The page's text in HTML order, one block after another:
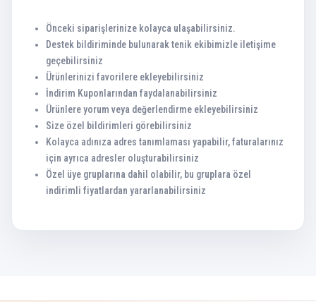
Önceki siparişlerinize kolayca ulaşabilirsiniz.
Destek bildiriminde bulunarak tenik ekibimizle iletişime
geçebilirsiniz
Ürünlerinizi favorilere ekleyebilirsiniz
İndirim Kuponlarından faydalanabilirsiniz
Ürünlere yorum veya değerlendirme ekleyebilirsiniz
Size özel bildirimleri görebilirsiniz
Kolayca adınıza adres tanımlaması yapabilir, faturalarınız
için ayrıca adresler oluşturabilirsiniz
Özel üye gruplarına dahil olabilir, bu gruplara özel
indirimli fiyatlardan yararlanabilirsiniz